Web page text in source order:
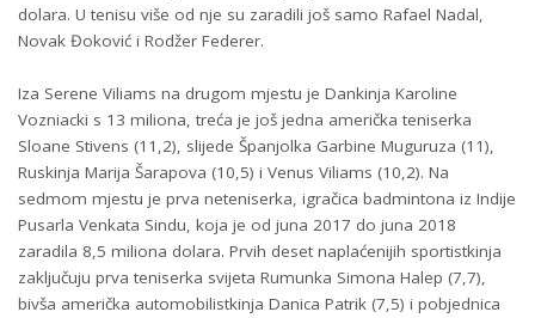
dolara. U tenisu više od nje su zaradili još samo Rafael Nadal,
Novak Đoković i Rodžer Federer.
Iza Serene Viliams na drugom mjestu je Dankinja Karoline
Vozniacki s 13 miliona, treća je još jedna američka teniserka
Sloane Stivens (11,2), slijede Španjolka Garbine Muguruza (11),
Ruskinja Marija Šarapova (10,5) i Venus Viliams (10,2). Na
sedmom mjestu je prva neteniserka, igračica badmintona iz Indije
Pusarla Venkata Sindu, koja je od juna 2017 do juna 2018
zaradila 8,5 miliona dolara. Prvih deset naplaćenijih sportistkinja
zaključuju prva teniserka svijeta Rumunka Simona Halep (7,7),
bivša američka automobilistkinja Danica Patrik (7,5) i pobjednica